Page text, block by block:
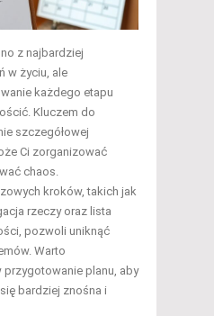
z najbardziej
w życiu, ale
każdego etapu
Kluczem do
szczegółowej
Ci zorganizować
chaos.
kroków, takich jak
rzeczy oraz lista
pozwoli uniknąć
Warto
planu, aby
bardziej znośna i